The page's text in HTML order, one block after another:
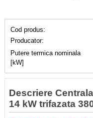
Cod produs:
Producator:
Putere termica nominala
[kW]
Descriere
14 kW trifazata